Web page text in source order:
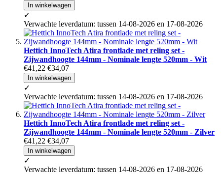
In winkelwagen
✓
Verwachte leverdatum: tussen 14-08-2026 en 17-08-2026
Hettich InnoTech Atira frontlade met reling set -
Zijwandhoogte 144mm - Nominale lengte 520mm - Wit
€41,22 €34,07
In winkelwagen
✓
Verwachte leverdatum: tussen 14-08-2026 en 17-08-2026
Hettich InnoTech Atira frontlade met reling set -
Zijwandhoogte 144mm - Nominale lengte 520mm - Zilver
€41,22 €34,07
In winkelwagen
✓
Verwachte leverdatum: tussen 14-08-2026 en 17-08-2026